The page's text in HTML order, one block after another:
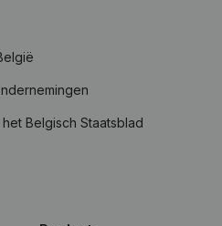
Belgisch Staatsblad